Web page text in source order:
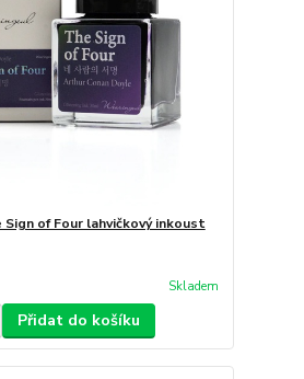
of Four lahvičkový inkoust
Skladem
Přidat do košíku